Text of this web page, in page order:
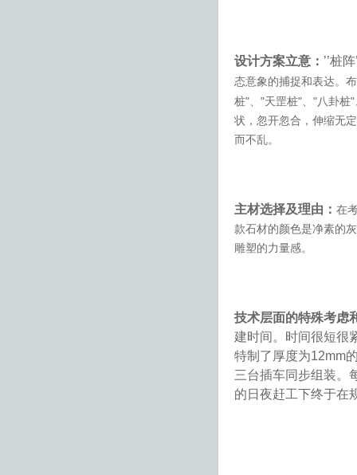
设计方案立意： ’’桩阵
态意象的捕捉和表达。
桩"、 "天罡桩"、 "八卦桩"
状，忽开忽合，伸缩无
而不乱。
主材选择及理由： 在
款石材的颜色是净素的
雕塑的力量感。
技术层面的特殊考虑
建时间。时间很短很
特制了厚度为12mm
三台插车同步组装。
的日夜赶工下终于在